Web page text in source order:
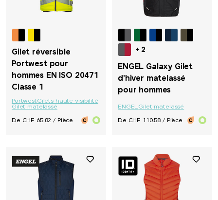
Gilet réversible
Portwest pour
hommes EN ISO 20471
Classe 1
PortwestGilets haute visibilité
Gilet matelassé
De CHF 65.82 / Pièce
+ 2
ENGEL Galaxy Gilet
d'hiver matelassé
pour hommes
ENGELGilet matelassé
De CHF 110.58 / Pièce